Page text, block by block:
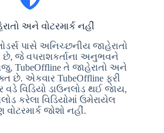
અને વોટરમાર્ક નહીં
પાસે અનિચ્છનીય જાહેરાતો
જે વપરાશકર્તાના અનુભવને
TubeOffline તે જાહેરાતો અને
છે. એકવાર TubeOffline ફ્રી
વડે વિડિયો ડાઉનલોડ થઈ જાય,
કરેલા વિડિયોમાં ઉમેરાયેલ
જોશો નહીં.